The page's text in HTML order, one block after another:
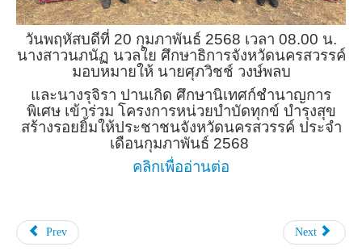
วันพฤหัสบดีที่ 20 กุมภาพันธ์ 2568 เวลา 08.00 น.
นางสาวนภนัฏ นวลใย ศึกษาธิการจังหวัดนครสวรรค์
มอบหมายให้ นายศุภวิชช์ วงษ์พลบ
และนางรุจิรา ปานเกิด ศึกษานิเทศก์ชำนาญการ
พิเศษ เข้าร่วม โครงการหน่วยบำบัดทุกข์ บำรุงสุข
สร้างรอยยิ้มให้ประชาชนจังหวัดนครสวรรค์ ประจำ
เดือนกุมภาพันธ์ 2568
คลิกเพื่ออ่านต่อ
Prev Next